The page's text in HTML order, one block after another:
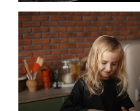
Nowotwory to problem,
przede wszystkim
intensywnie. Pomimo
medycynę silnie
niechlubnie...